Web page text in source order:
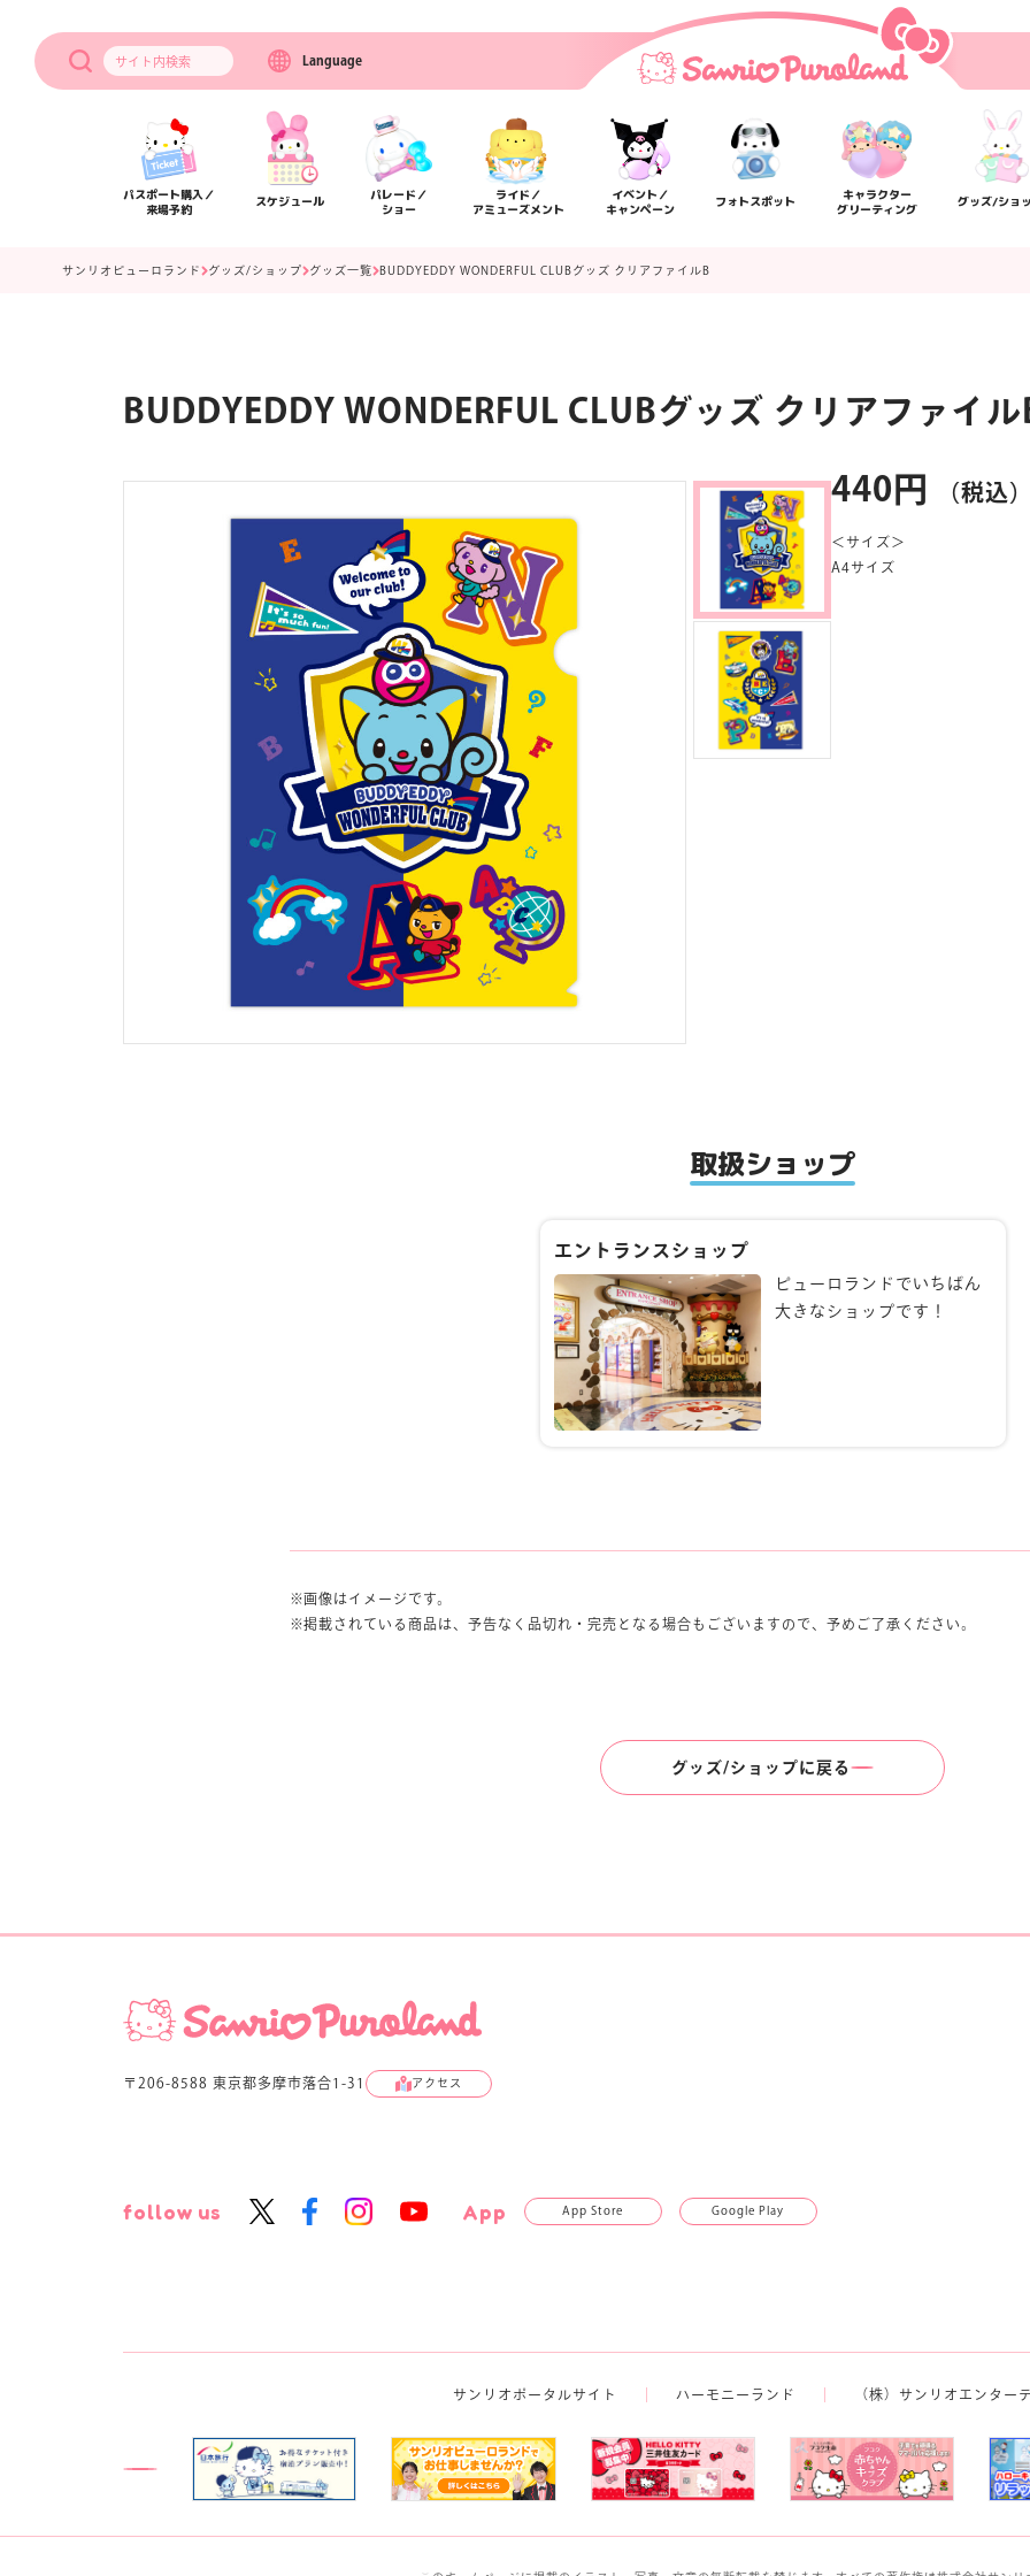
サイト内検索 Language
パスポート購入／
来場予約
スケジュール
パレード／
ショー
ライド／
アミューズメント
イベント／
キャンペーン
フォトスポット
キャラクター
グリーティング
グッズ/ショ
よくあるご質問
サンリオピューロランド グッズ/ショップ グッズ一覧 BUDDYEDDY WONDERFUL CLUBグッズ クリアファイルB
BUDDYEDDY WONDERFUL CLUBグッズ クリアファイル
440円 （税込）
＜サイズ＞
A4サイズ
取扱ショップ
エントランスショップ
ピューロランドでいちばん
大きなショップです！
画像はイメージです。
掲載されている商品は、予告なく品切れ・完売となる場合もございますので、予めご了承ください。
グッズ/ショップに戻る
〒206-8588 東京都多摩市落合1-31 アクセス
follow us App App Store Google Play
サンリオポータルサイト ハーモニーランド （株）サンリオエンター